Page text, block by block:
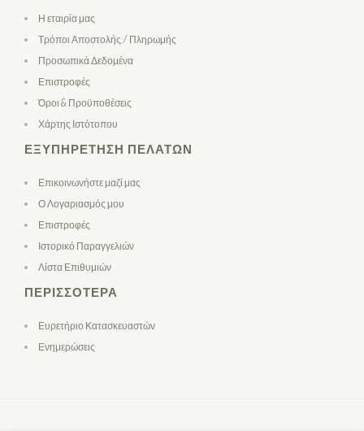
Η εταιρία μας
Τρόποι Αποστολής / Πληρωμής
Προσωπικά Δεδομένα
Επιστροφές
Όροι & Προϋποθέσεις
Χάρτης Ιστότοπου
ΕΞΥΠΗΡΈΤΗΣΗ ΠΕΛΑΤΏΝ
Επικοινωνήστε μαζί μας
Ο Λογαριασμός μου
Επιστροφές
Ιστορικό Παραγγελιών
Λίστα Επιθυμιών
ΠΕΡΙΣΣΌΤΕΡΑ
Ευρετήριο Κατασκευαστών
Ενημερώσεις